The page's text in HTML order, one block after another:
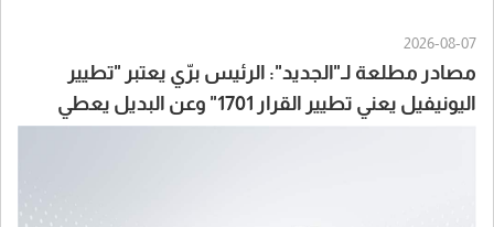
2026-08-07
مصادر مطلعة لـ"الجديد": الرئيس برّي يعتبر "تطيير
اليونيفيل يعني تطيير القرار 1701" وعن البديل يعطي